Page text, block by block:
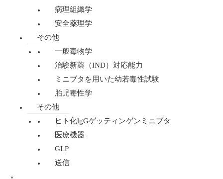
病理組織学
安全薬理学
その他
一般毒物学
治験新薬（IND）対応能力
ミニブタを用いた幼若毒性試験
胎児毒性学
その他
ヒト化lgGゲッティンゲンミニブタ
医療機器
GLP
送信